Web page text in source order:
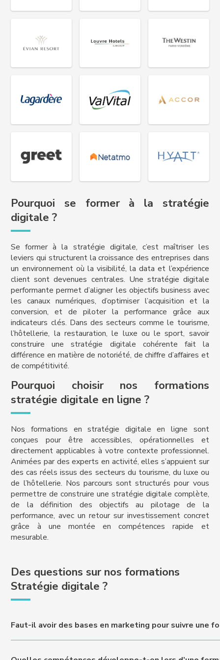
Pourquoi se former à la stratégie
digitale ?
Se former à la stratégie digitale, c’est maîtriser les
leviers qui structurent la croissance des entreprises dans
un environnement où la visibilité, la data et l’expérience
client sont devenues centrales. Une stratégie digitale
performante permet d’aligner les objectifs business avec
les canaux numériques, d’optimiser l’acquisition et la
conversion, et de piloter la performance grâce aux
indicateurs clés. Dans des secteurs comme le tourisme,
l’hôtellerie, la restauration, le luxe ou le sport, savoir
construire une stratégie digitale cohérente fait la
différence en matière de notoriété, de chiffre d’affaires et
de compétitivité.
Pourquoi choisir nos formations
stratégie digitale en ligne ?
Nos formations en stratégie digitale en ligne sont
conçues pour être accessibles, opérationnelles et
directement applicables à votre contexte professionnel.
Animées par des experts en activité, elles s’appuient sur
des cas réels issus des secteurs du tourisme, du luxe ou
de l’hôtellerie. Nos parcours sont structurés pour vous
permettre de construire une stratégie digitale complète,
de la définition des objectifs au pilotage de la
performance, avec un retour sur investissement concret
grâce à une montée en compétences rapide et
mesurable.
Des questions sur nos formations
Stratégie digitale ?
Faut-il avoir des bases en marketing pour suivre une